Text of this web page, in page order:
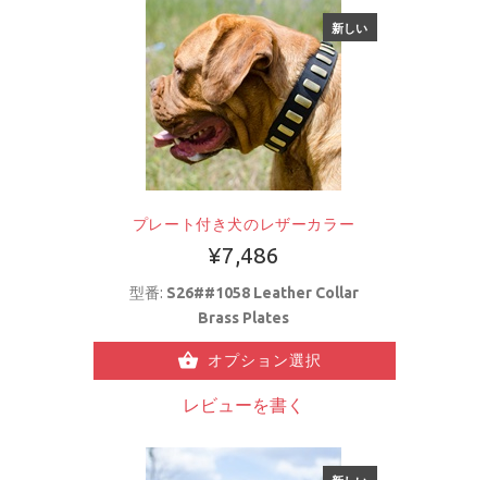
新しい
プレート付き犬のレザーカラー
¥7,486
型番: S26##1058 Leather Collar
Brass Plates
オプション選択
レビューを書く